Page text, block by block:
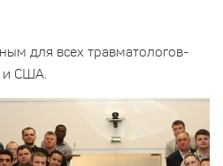
для всех травматологов-
и США.